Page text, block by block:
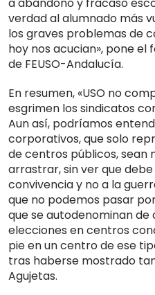
verdad al alumnado más
los graves problemas de
hoy nos acucian», pone
de FEUSO-Andalucía.
En resumen, «USO no
esgrimen los sindicatos
Aun así, podríamos
corporativos, que solo
de centros públicos, sean
arrastrar, sin ver que
convivencia y no a la
que no podemos pasar
que se autodenominan
elecciones en centros
pie en un centro de ese
tras haberse mostrado
Agujetas.